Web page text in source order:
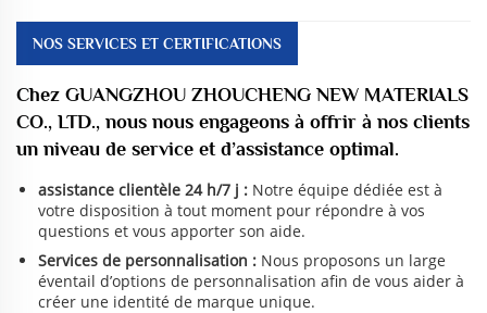
NOS SERVICES ET CERTIFICATIONS
Chez GUANGZHOU ZHOUCHENG NEW MATERIALS
CO., LTD., nous nous engageons à offrir à nos clients
un niveau de service et d’assistance optimal.
assistance clientèle 24 h/7 j : Notre équipe dédiée est à
votre disposition à tout moment pour répondre à vos
questions et vous apporter son aide.
Services de personnalisation : Nous proposons un large
éventail d’options de personnalisation afin de vous aider à
créer une identité de marque unique.